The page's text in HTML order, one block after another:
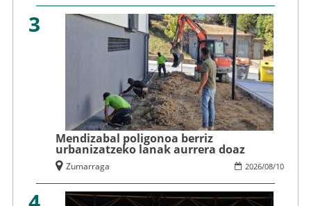
3
Mendizabal poligonoa berriz
urbanizatzeko lanak aurrera doaz
2026/08/10
Zumarraga